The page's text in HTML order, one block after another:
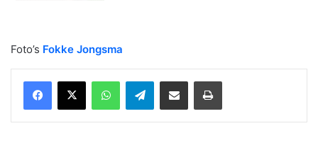
Foto’s Fokke Jongsma
WhatsAppTelegramDelen via Email Print